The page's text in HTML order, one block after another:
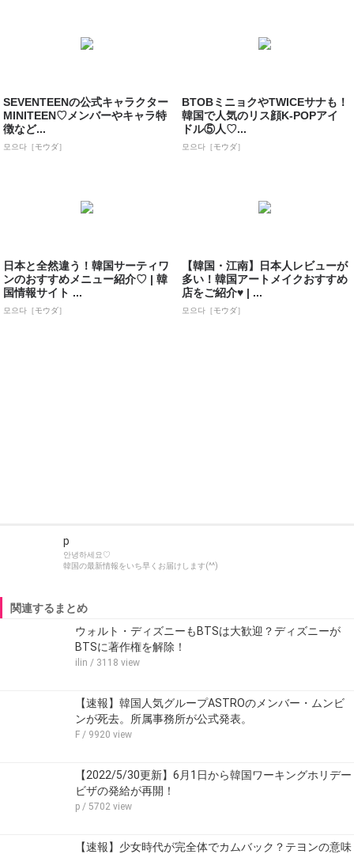
SEVENTEENの公式キャラクター
MINITEEN♡メンバーやキャラ特
徴など...
모으다［モウダ］
BTOBミニョクやTWICEサナも！
韓国で人気のリス顔K-POPアイ
ドル⑤人♡...
모으다［モウダ］
日本と全然違う！韓国サーティワ
ンのおすすめメニュー紹介♡ | 韓
国情報サイト ...
모으다［モウダ］
【韓国・江南】日本人レビューが
多い！韓国アートメイクおすすめ
店をご紹介♥ | ...
모으다［モウダ］
p
안녕하세요♡
韓国の最新情報をいち早くお届けします(^^)
関連するまとめ
ウォルト・ディズニーもBTSは大歓迎？ディズニーが
BTSに著作権を解除！
ilin / 3118 view
【速報】韓国人気グループASTROのメンバー・ムンビ
ンが死去。所属事務所が公式発表。
F / 9920 view
【2022/5/30更新】6月1日から韓国ワーキングホリデー
ビザの発給が再開！
p / 5702 view
【速報】少女時代が完全体でカムバック？テヨンの意味